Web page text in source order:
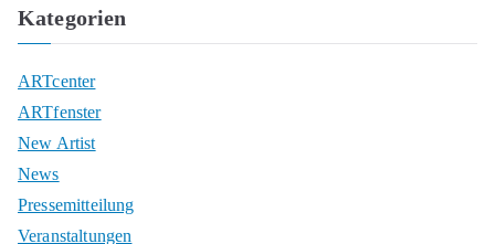
Kategorien
ARTcenter
ARTfenster
New Artist
News
Pressemitteilung
Veranstaltungen